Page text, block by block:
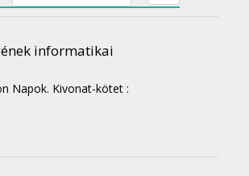
informatikai
Napok. Kivonat-kötet :